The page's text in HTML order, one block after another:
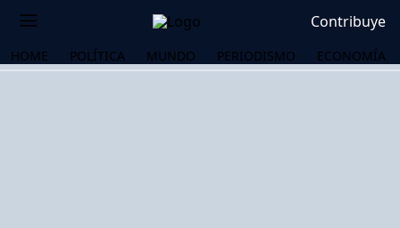
Contribuye
HOME POLÍTICA MUNDO PERIODISMO ECONOMÍA